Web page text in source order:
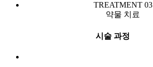
TREATMENT 03
약물 치료
시술 과정